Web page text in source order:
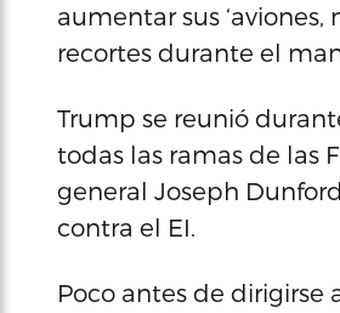
aumentar sus ‘aviones,
recortes durante el
Trump se reunió
todas las ramas de las
general Joseph
contra el EI.
Poco antes de dirigirse